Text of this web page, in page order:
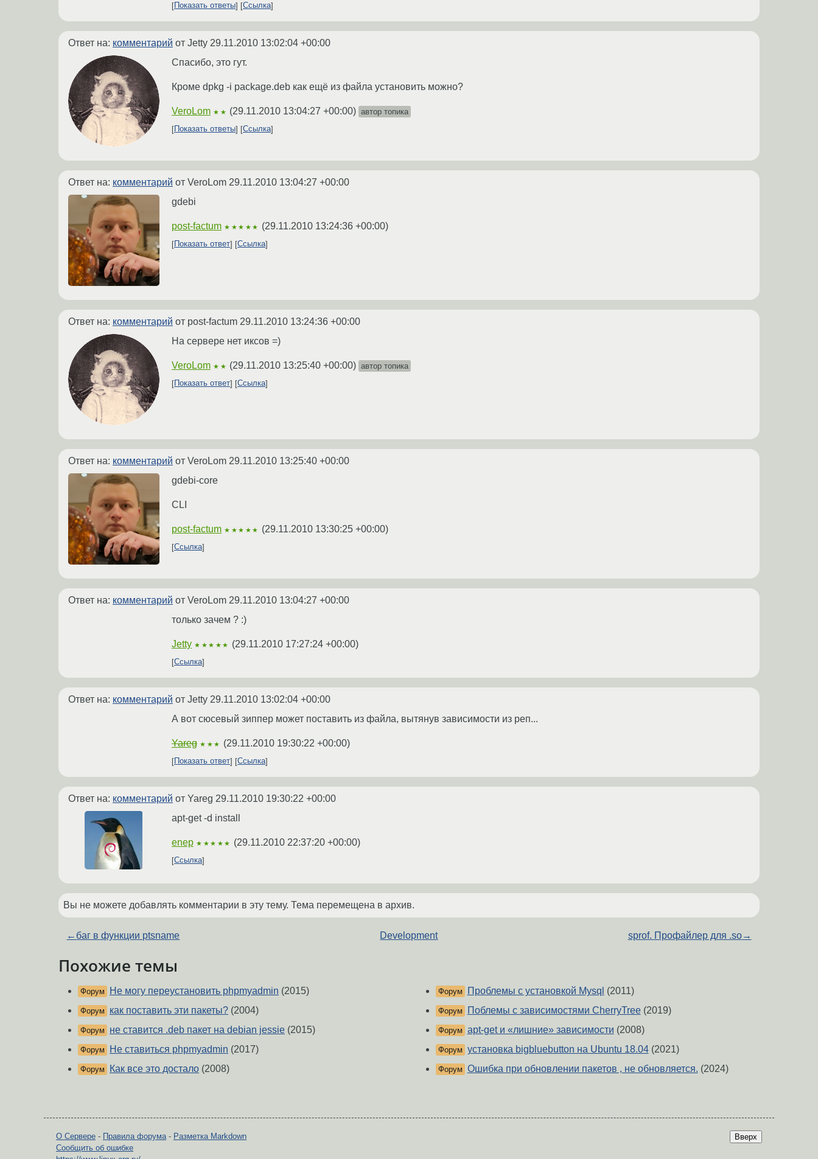
Показать ответы Ссылка
Ответ на: комментарий от Jetty 29.11.2010 13:02:04 +00:00
Спасибо, это гут.
Кроме dpkg -i package.deb как ещё из файла установить можно?
VeroLom ★★ (29.11.2010 13:04:27 +00:00) автор топика
Показать ответы
Ссылка
Ответ на: комментарий от VeroLom 29.11.2010 13:04:27 +00:00
gdebi
post-factum ★★★★★ (29.11.2010 13:24:36 +00:00)
Показать ответ Ссылка
Ответ на: комментарий от post-factum 29.11.2010 13:24:36 +00:00
На сервере нет иксов =)
VeroLom ★★ (29.11.2010 13:25:40 +00:00) автор топика
Показать ответ
Ссылка
Ответ на: комментарий от VeroLom 29.11.2010 13:25:40 +00:00
gdebi-core
CLI
post-factum ★★★★★ (29.11.2010 13:30:25 +00:00)
Ссылка
Ответ на: комментарий от VeroLom 29.11.2010 13:04:27 +00:00
только зачем ? :)
Jetty ★★★★★ (29.11.2010 17:27:24 +00:00)
Ссылка
Ответ на: комментарий от Jetty 29.11.2010 13:02:04 +00:00
А вот сюсевый зиппер может поставить из файла, вытянув зависимости из реп...
Yareg ★★★ (29.11.2010 19:30:22 +00:00)
Показать ответ Ссылка
Ответ на: комментарий от Yareg 29.11.2010 19:30:22 +00:00
apt-get -d install
enep ★★★★★ (29.11.2010 22:37:20 +00:00)
Ссылка
Вы не можете добавлять комментарии в эту тему. Тема перемещена в архив.
← баг в функции ptsname Development sprof. Профайлер для .so→
Похожие темы
Форум Не могу переустановить phpmyadmin (2015)
Форум как поставить эти пакеты? (2004)
Форум не ставится .deb пакет на debian jessie (2015)
Форум Не ставиться phpmyadmin (2017)
Форум Как все это достало (2008)
Форум Проблемы с установкой Mysql (2011)
Форум Поблемы с зависимостями CherryTree(2019)
Форум apt-get и «лишние» зависимости (2008)
Форум установка bigbluebutton на Ubuntu 18.04(2021)
Форум Ошибка при обновлении пакетов , не обновляется. (2024)
Вверх
О Сервере - Правила форума- Разметка Markdown
Сообщить об ошибке